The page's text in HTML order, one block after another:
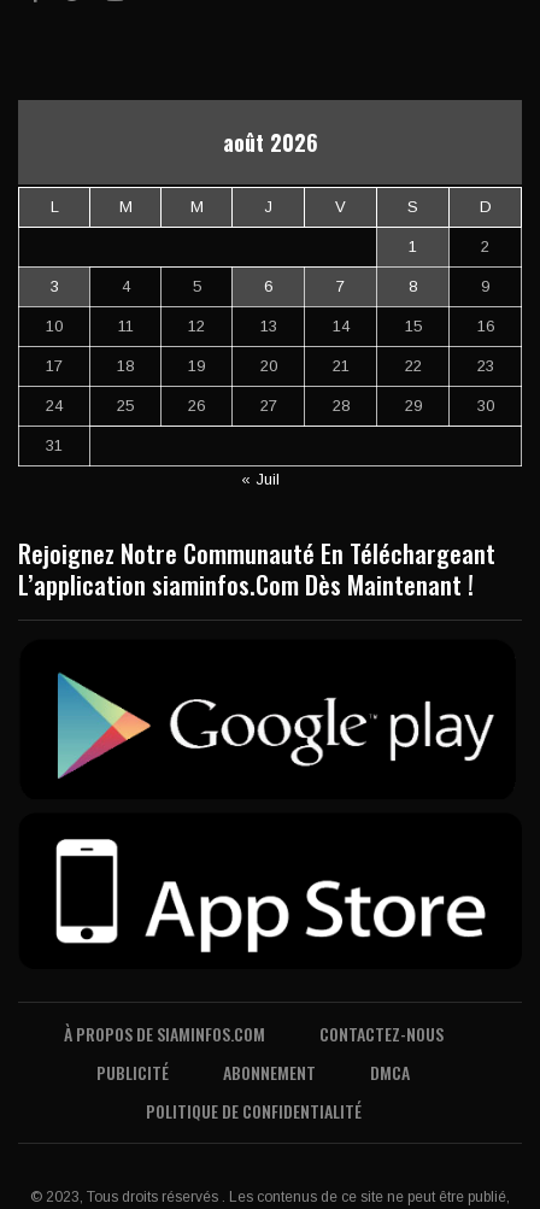
août 2026
L M M J V S D
1 2
3 4 5 6 7 8 9
10 11 12 13 14 15 16
17 18 19 20 21 22 23
24 25 26 27 28 29 30
31
« Juil
Rejoignez Notre Communauté En Téléchargeant
L’application siaminfos.Com Dès Maintenant !
À PROPOS DE SIAMINFOS.COM
CONTACTEZ-NOUS
PUBLICITÉ
ABONNEMENT
DMCA
POLITIQUE DE CONFIDENTIALITÉ
© 2023, Tous droits réservés . Les contenus de ce site ne peut être publié,